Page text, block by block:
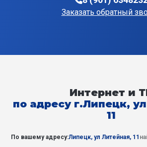
Заказать обратный
Интернет и
по адресу г.Липецк,
11
По вашему адресу:Липецк, ул Литейная, 11